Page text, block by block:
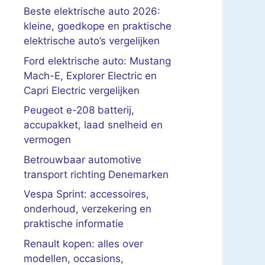
Beste elektrische auto 2026:
kleine, goedkope en praktische
elektrische auto’s vergelijken
Ford elektrische auto: Mustang
Mach-E, Explorer Electric en
Capri Electric vergelijken
Peugeot e-208 batterij,
accupakket, laad snelheid en
vermogen
Betrouwbaar automotive
transport richting Denemarken
Vespa Sprint: accessoires,
onderhoud, verzekering en
praktische informatie
Renault kopen: alles over
modellen, occasions,